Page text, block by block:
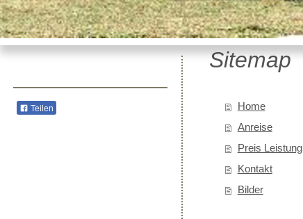
Sitemap
Home
Anreise
Preis Leistung
Kontakt
Bilder
Teilen